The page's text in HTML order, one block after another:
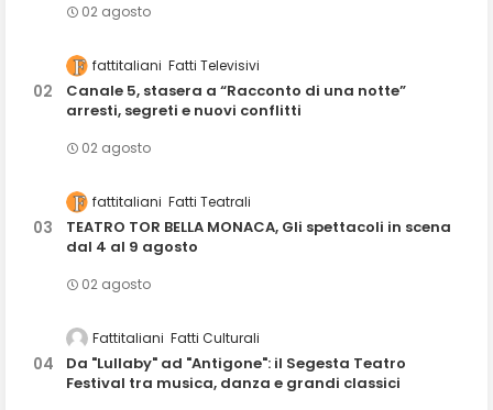
02 agosto
fattitaliani Fatti Televisivi
Canale 5, stasera a “Racconto di una notte”
arresti, segreti e nuovi conflitti
02 agosto
fattitaliani Fatti Teatrali
TEATRO TOR BELLA MONACA, Gli spettacoli in scena
dal 4 al 9 agosto
02 agosto
Fattitaliani Fatti Culturali
Da "Lullaby" ad "Antigone": il Segesta Teatro
Festival tra musica, danza e grandi classici